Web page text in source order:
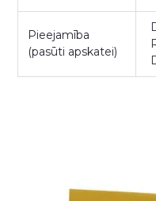
Pieejamība
(pasūti apskatei)